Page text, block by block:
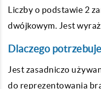
Liczby o podstawie 2
dwójkowym. Jest
Dlaczego
Jest zasadniczo
do reprezentowania